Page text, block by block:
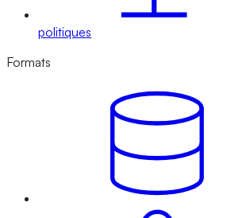
politiques
Formats